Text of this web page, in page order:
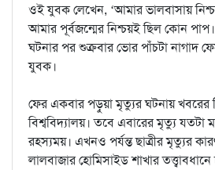
ওই যুবক লেখেন, ‘আমার ভালবাসায়
আমার পূর্বজন্মের নিশ্চয়ই ছিল কোন
ঘটনার পর শুক্রবার ভোর পাঁচটা নাগাদ
যুবক।
ফের একবার পড়ুয়া মৃত্যুর ঘটনায় খবরের
বিশ্ববিদ্যালয়। তবে এবারের মৃত্যু যতটা
রহস্যময়। এখনও পর্যন্ত ছাত্রীর মৃত্যুর
লালবাজার হোমিসাইড শাখার